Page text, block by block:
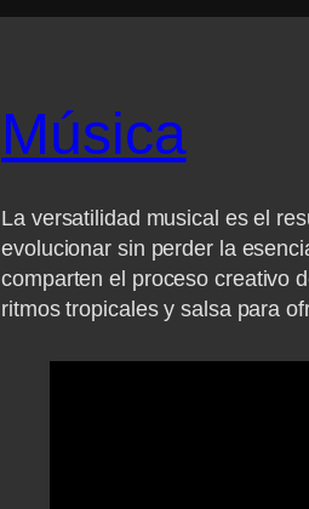
Música
La versatilidad musical es el
evolucionar sin perder la
comparten el proceso creativo
ritmos tropicales y salsa para